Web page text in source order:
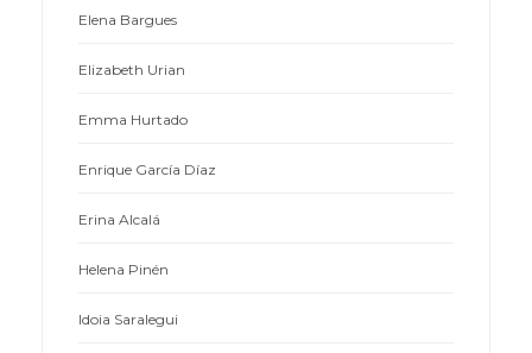
Elena Bargues
Elizabeth Urian
Emma Hurtado
Enrique García Díaz
Erina Alcalá
Helena Pinén
Idoia Saralegui